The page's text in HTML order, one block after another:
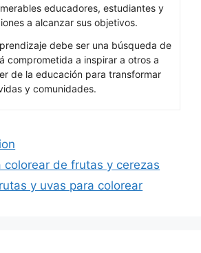
educadores, estudiantes y
a alcanzar sus objetivos.
debe ser una búsqueda de
comprometida a inspirar a otros a
de la educación para transformar
y comunidades.
colorear de frutas y cerezas
y uvas para colorear